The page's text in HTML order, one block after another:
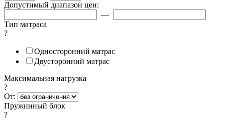
Допустимый диапазон цен:
—
Тип матраса
?
Односторонний матрас
Двусторонний матрас
Максимальная нагрузка
?
От:
Пружинный блок
?